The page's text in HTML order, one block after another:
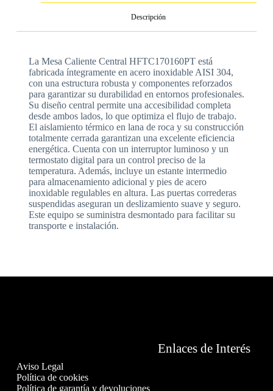
Descripción
La Mesa Caliente Central HFTC170160PT está
fabricada íntegramente en acero inoxidable AISI 304,
con una estructura robusta y componentes reforzados
para garantizar su durabilidad en entornos profesionales.
Su diseño central permite una accesibilidad completa
desde ambos lados, lo que optimiza el flujo de trabajo.
El aislamiento térmico en lana de roca y su construcción
totalmente cerrada garantizan una excelente eficiencia
energética. Cuenta con un interruptor luminoso y un
termostato digital para un control preciso de la
temperatura. Además, incluye un estante intermedio
para almacenamiento adicional y pies de acero
inoxidable regulables en altura. Las puertas correderas
suspendidas aseguran un deslizamiento suave y seguro.
Este equipo se suministra desmontado para facilitar su
transporte e instalación.
Enlaces de Interés
Aviso Legal
Política de cookies
Política de garantía y devoluciones